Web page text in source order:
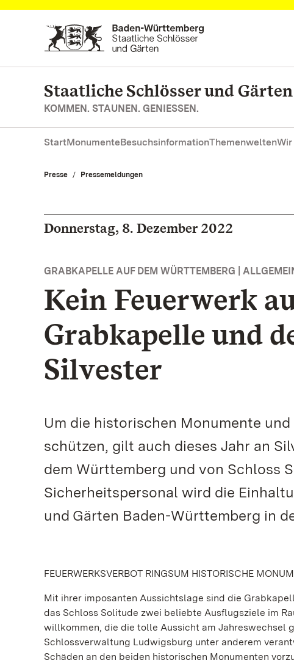
Zum Hauptinhalt springen
Staatliche Schlösser und
KOMMEN. STAUNEN. GENIESSEN.
StartMonumenteBesuchsinformationThemenwelten
Presse Pressemeldungen
Donnerstag, 8. Dezember 2022
GRABKAPELLE AUF DEM WÜRTTEMBERG |
Kein Feuerwerk
Grabkapelle und
Silvester
Um die historischen Monumente
schützen, gilt auch dieses Jahr an
dem Württemberg und von Schloss
Sicherheitspersonal wird die
und Gärten Baden-Württemberg in
FEUERWERKSVERBOT RINGSUM HISTORISCHE
Mit ihrer imposanten Aussichtslage sind die
das Schloss Solitude zwei beliebte Ausflugsziele im
willkommen, die die tolle Aussicht am Jahreswechsel
Schlossverwaltung Ludwigsburg unter anderem
Schäden an den beiden historischen Monumenten